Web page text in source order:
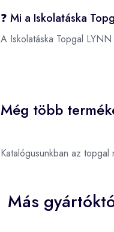
❓ Mi a Iskolatáska
A Iskolatáska Topgal
Még több
Katalógusunkban az
Más